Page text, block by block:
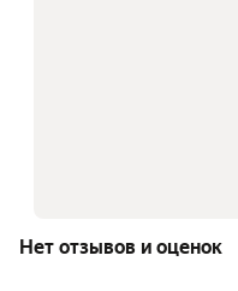
Нет отзывов и оценок